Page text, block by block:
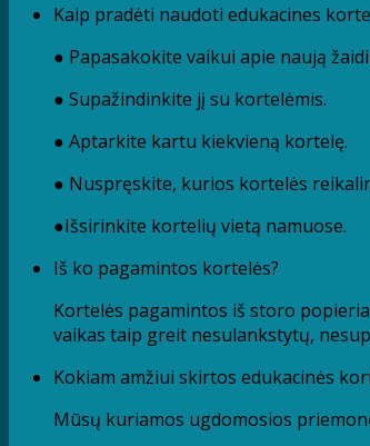
Kaip pradėti naudoti edukacines
● Papasakokite vaikui apie naują
● Supažindinkite jį su kortelėmis.
● Aptarkite kartu kiekvieną kortelę.
● Nuspręskite, kurios kortelės
●Išsirinkite kortelių vietą namuose.
Iš ko pagamintos kortelės?
Kortelės pagamintos iš storo
vaikas taip greit nesulankstytų,
Kokiam amžiui skirtos edukacinės
Mūsų kuriamos ugdomosios